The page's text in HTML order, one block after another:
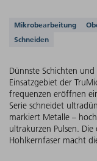
Unterstützte
Mikrobearbeitung
Schneiden
Dünnste Schichten
Einsatzgebiet der
frequenzen eröffnen
Serie schneidet
markiert Metalle –
ultrakurzen Pulsen.
Hohlkernfaser macht